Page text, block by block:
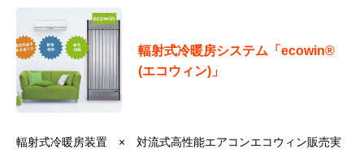
輻射式冷暖房システム「ecowin®
(エコウィン)」
輻射式冷暖房装置 × 対流式高性能エアコンエコウィン販売実